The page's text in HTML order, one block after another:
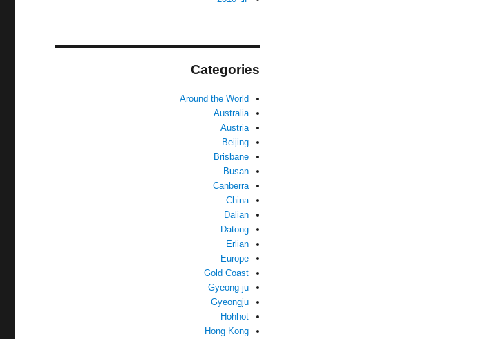
Categories
Around the World
Australia
Austria
Beijing
Brisbane
Busan
Canberra
China
Dalian
Datong
Erlian
Europe
Gold Coast
Gyeong-ju
Gyeongju
Hohhot
Hong Kong